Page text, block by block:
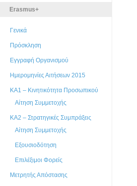
Erasmus+
Γενικά
Πρόσκληση
Εγγραφή Οργανισμού
Ημερομηνίες Αιτήσεων 2015
ΚΑ1 – Κινητικότητα Προσωπικού
Αίτηση Συμμετοχής
ΚΑ2 – Στρατηγικές Συμπράξεις
Αίτηση Συμμετοχής
Εξουσιοδότηση
Επιλέξιμοι Φορείς
Μετρητής Απόστασης